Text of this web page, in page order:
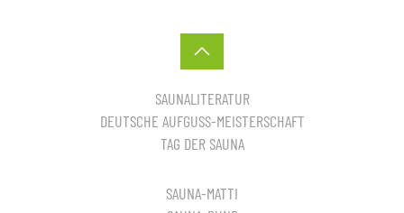
SAUNALITERATUR
DEUTSCHE AUFGUSS-MEISTERSCHAFT
TAG DER SAUNA
SAUNA-MATTI